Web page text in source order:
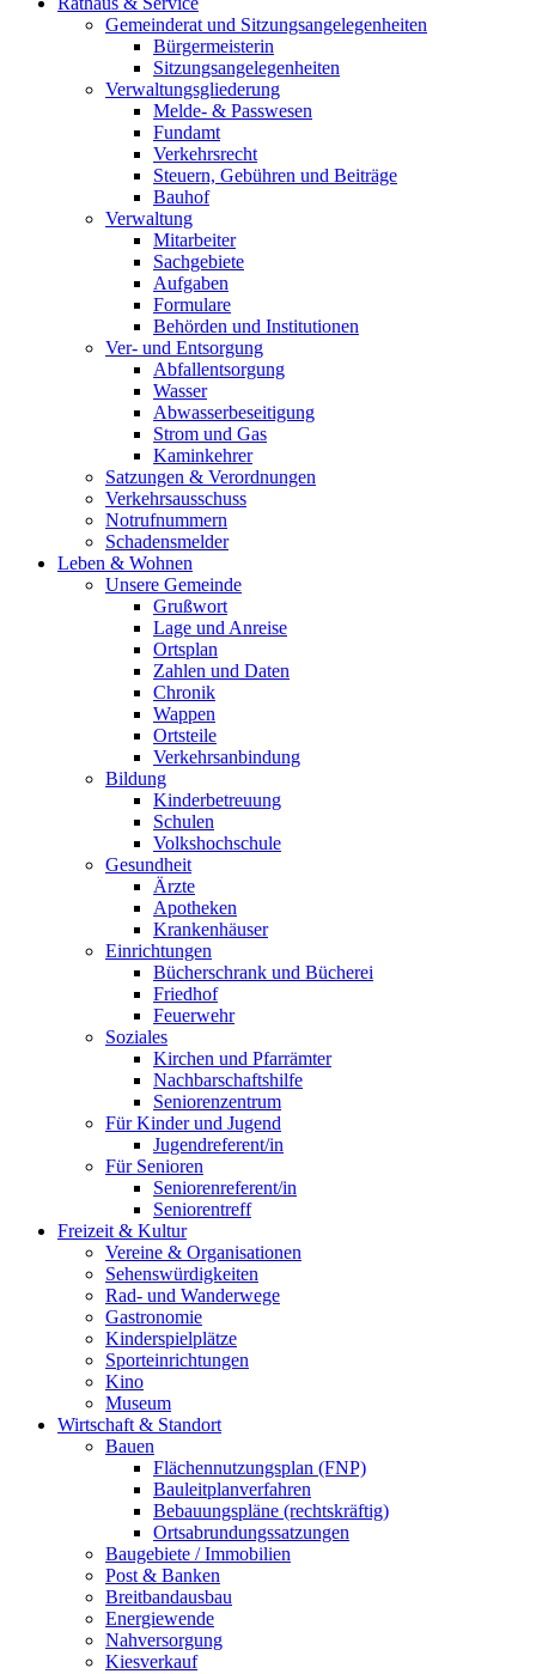
Gemeinderat und Sitzungsangelegenheiten
Bürgermeisterin
Sitzungsangelegenheiten
Verwaltungsgliederung
Melde- & Passwesen
Fundamt
Verkehrsrecht
Steuern, Gebühren und Beiträge
Bauhof
Verwaltung
Mitarbeiter
Sachgebiete
Aufgaben
Formulare
Behörden und Institutionen
Ver- und Entsorgung
Abfallentsorgung
Wasser
Abwasserbeseitigung
Strom und Gas
Kaminkehrer
Satzungen & Verordnungen
Verkehrsausschuss
Notrufnummern
Schadensmelder
Leben & Wohnen
Unsere Gemeinde
Grußwort
Lage und Anreise
Ortsplan
Zahlen und Daten
Chronik
Wappen
Ortsteile
Verkehrsanbindung
Bildung
Kinderbetreuung
Schulen
Volkshochschule
Gesundheit
Ärzte
Apotheken
Krankenhäuser
Einrichtungen
Bücherschrank und Bücherei
Friedhof
Feuerwehr
Soziales
Kirchen und Pfarrämter
Nachbarschaftshilfe
Seniorenzentrum
Für Kinder und Jugend
Jugendreferent/in
Für Senioren
Seniorenreferent/in
Seniorentreff
Freizeit & Kultur
Vereine & Organisationen
Sehenswürdigkeiten
Rad- und Wanderwege
Gastronomie
Kinderspielplätze
Sporteinrichtungen
Kino
Museum
Wirtschaft & Standort
Bauen
Flächennutzungsplan (FNP)
Bauleitplanverfahren
Bebauungspläne (rechtskräftig)
Ortsabrundungssatzungen
Baugebiete / Immobilien
Post & Banken
Breitbandausbau
Energiewende
Nahversorgung
Kiesverkauf